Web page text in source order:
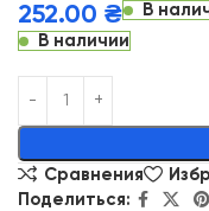
252.00 ₴
В
В наличии
Alternative:
Сравнения
Поделиться: